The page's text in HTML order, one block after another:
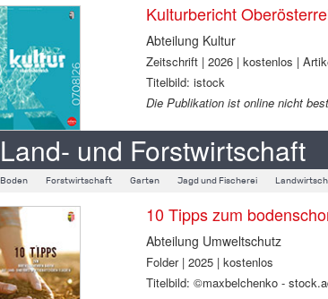
Kulturbericht
Abteilung Kultur
Zeitschrift | 2026 | kostenlos |
Titelbild: istock
Die Publikation ist online nicht
Land- und Forstwirtschaft
Boden Forstwirtschaft Garten Jagd und Fischerei
10 Tipps zum
Abteilung Umweltschutz
Folder | 2025 | kostenlos
Titelbild: ©maxbelchenko -